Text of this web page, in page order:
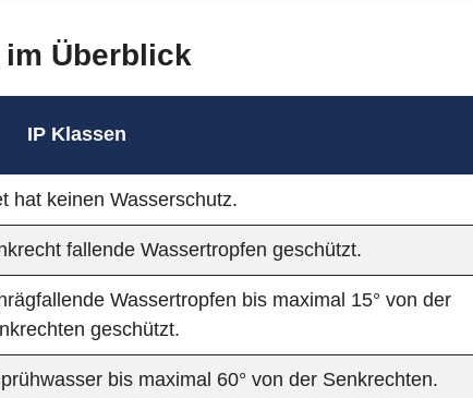
im Überblick
IP Klassen
hat keinen Wasserschutz.
fallende Wassertropfen geschützt.
Wassertropfen bis maximal 15° von der
geschützt.
bis maximal 60° von der Senkrechten.